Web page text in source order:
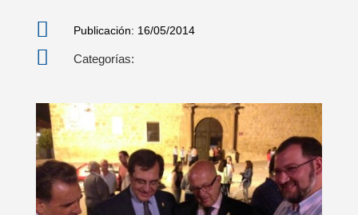
 Publicación: 16/05/2014
 Categorías: